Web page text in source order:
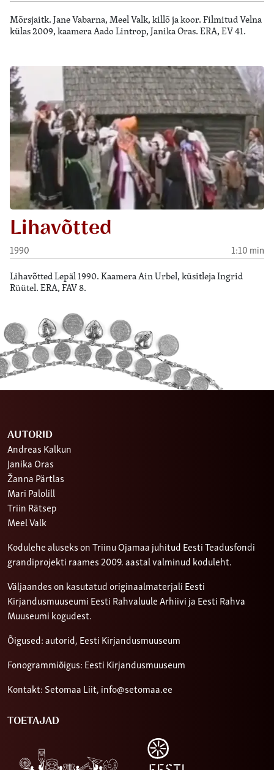
Mõrsjaitk. Jane Vabarna, Meel Valk, killõ ja koor. Filmitud Velna
külas 2009, kaamera Aado Lintrop, Janika Oras. ERA, EV 41.
Lihavõtted
1990 1:10 min
Lihavõtted Lepäl 1990. Kaamera Ain Urbel, küsitleja Ingrid
Rüütel. ERA, FAV 8.
AUTORID
Andreas Kalkun
Janika Oras
Žanna Pärtlas
Mari Palolill
Triin Rätsep
Meel Valk
Kodulehe aluseks on Triinu Ojamaa juhitud Eesti Teadusfondi
grandiprojekti raames 2009. aastal valminud koduleht.
Väljaandes on kasutatud originaalmaterjali Eesti
Kirjandusmuuseumi Eesti Rahvaluule Arhiivi ja Eesti Rahva
Muuseumi kogudest.
Õigused: autorid, Eesti Kirjandusmuuseum
Fonogrammiõigus: Eesti Kirjandusmuuseum
Kontakt: Setomaa Liit, info@setomaa.ee
TOETAJAD